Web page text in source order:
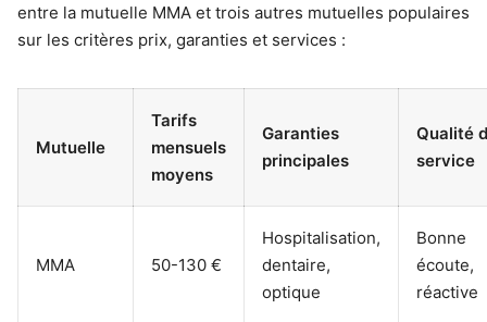
entre la mutuelle MMA et trois autres mutuelles populaires
sur les critères prix, garanties et services :
Mutuelle
Tarifs
mensuels
moyens
Garanties
principales
Qualité
service
MMA 50-130 €
Hospitalisation,
dentaire,
optique
Bonne
écoute,
réactive